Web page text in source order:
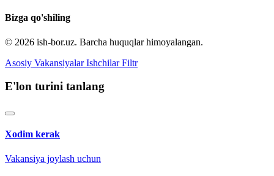
Bizga qo'shiling
© 2026 ish-bor.uz. Barcha huquqlar himoyalangan.
Asosiy Vakansiyalar Ishchilar Filtr
E'lon turini tanlang
Xodim kerak
Vakansiya joylash uchun